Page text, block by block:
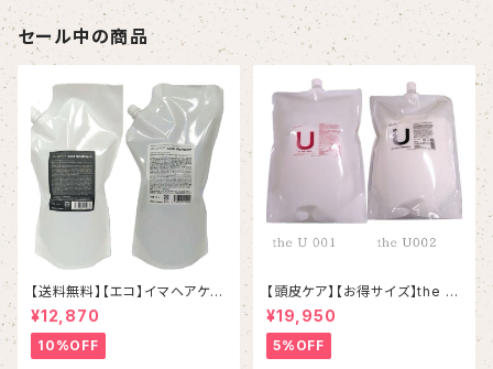
セール中の商品
【送料無料】【エコ】イマヘアケア
シャンプートリートメントset
¥12,870
10%OFF
【頭皮ケア】【お得サイズ】the U
001シャンプー＆002しっとりト
リートメント 詰め替えセット
¥19,950
5%OFF